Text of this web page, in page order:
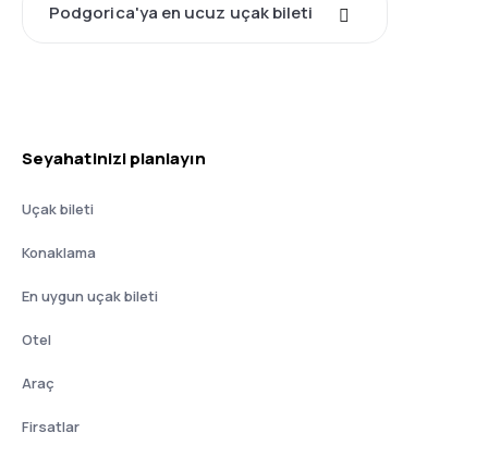
Podgorica'ya en ucuz uçak bileti
Seyahatinizi planlayın
Uçak bileti
Konaklama
En uygun uçak bileti
Otel
Araç
Firsatlar